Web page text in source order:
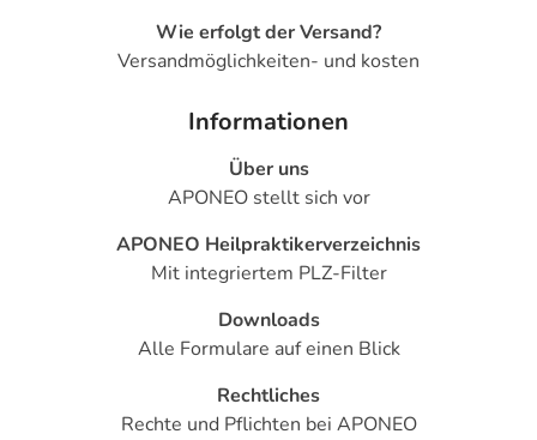
Wie erfolgt der Versand?
Versandmöglichkeiten- und kosten
Informationen
Über uns
APONEO stellt sich vor
APONEO Heilpraktikerverzeichnis
Mit integriertem PLZ-Filter
Downloads
Alle Formulare auf einen Blick
Rechtliches
Rechte und Pflichten bei APONEO